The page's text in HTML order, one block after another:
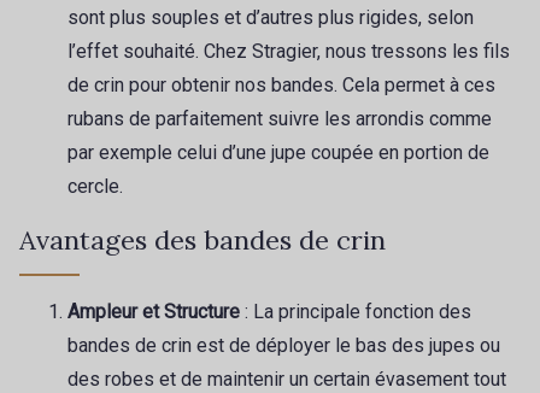
sont plus souples et d’autres plus rigides, selon
l’effet souhaité. Chez Stragier, nous tressons les fils
de crin pour obtenir nos bandes. Cela permet à ces
rubans de parfaitement suivre les arrondis comme
par exemple celui d’une jupe coupée en portion de
cercle.
Avantages des bandes de crin
Ampleur et Structure : La principale fonction des
bandes de crin est de déployer le bas des jupes ou
des robes et de maintenir un certain évasement tout
Cadeau : 10% offerts sur votre
Pour vous, couture rime avec détente ?
Recevez chaque semaine un clin d’œil rempli de
nouveautés, d’inspirations et de promotions.